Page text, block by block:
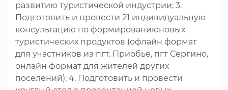
развитию туристической индустрии; 3.
Подготовить и провести 21 индивидуальную
консультацию по формированиюновых
туристических продуктов (офлайн формат
для участников из пгт. Приобье, пгт Сергино,
онлайн формат для жителей других
поселений); 4. Подготовить и провести